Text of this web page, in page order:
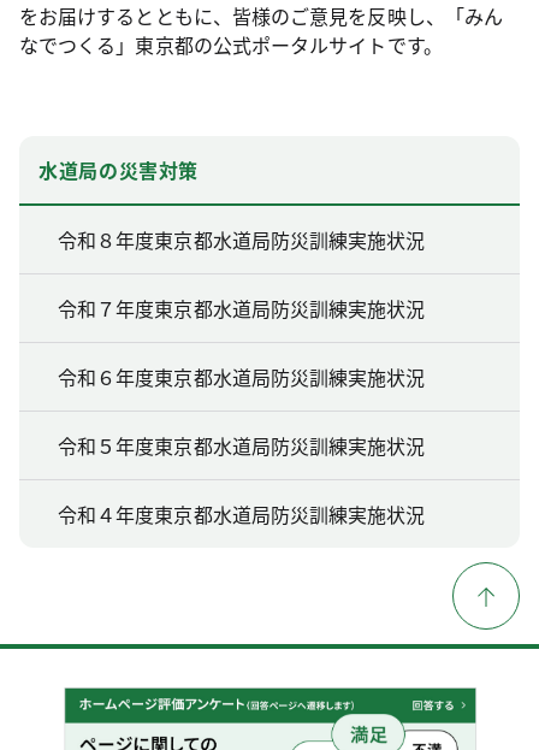
をお届けするとともに、皆様のご意見を反映し、「みん
なでつくる」東京都の公式ポータルサイトです。
水道局の災害対策
令和８年度東京都水道局防災訓練実施状況
令和７年度東京都水道局防災訓練実施状況
令和６年度東京都水道局防災訓練実施状況
令和５年度東京都水道局防災訓練実施状況
令和４年度東京都水道局防災訓練実施状況